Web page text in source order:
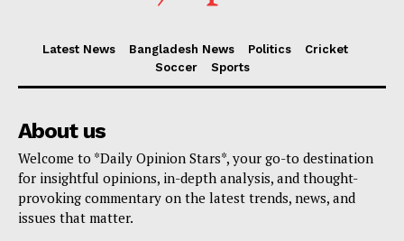
Latest News Bangladesh News Politics
Cricket
Soccer
Sports
About us
Welcome to *Daily Opinion Stars*, your go-to destination
for insightful opinions, in-depth analysis, and thought-
provoking commentary on the latest trends, news, and
issues that matter.